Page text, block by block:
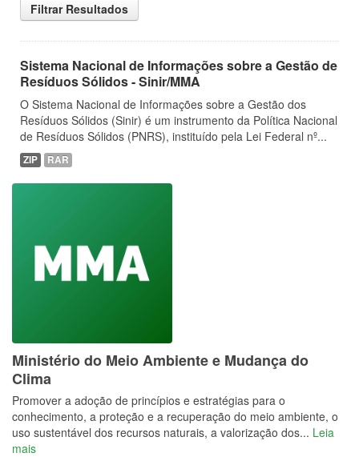
Filtrar Resultados
Sistema Nacional de Informações sobre a Gestão de
Resíduos Sólidos - Sinir/MMA
O Sistema Nacional de Informações sobre a Gestão dos
Resíduos Sólidos (Sinir) é um instrumento da Política Nacional
de Resíduos Sólidos (PNRS), instituído pela Lei Federal nº...
ZIP RAR
Ministério do Meio Ambiente e Mudança do
Clima
Promover a adoção de princípios e estratégias para o
conhecimento, a proteção e a recuperação do meio ambiente, o
uso sustentável dos recursos naturais, a valorização dos... Leia
mais